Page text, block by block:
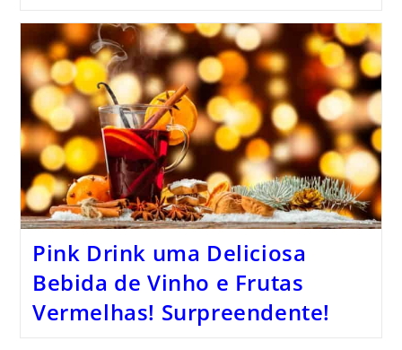
Pink Drink uma Deliciosa
Bebida de Vinho e Frutas
Vermelhas! Surpreendente!